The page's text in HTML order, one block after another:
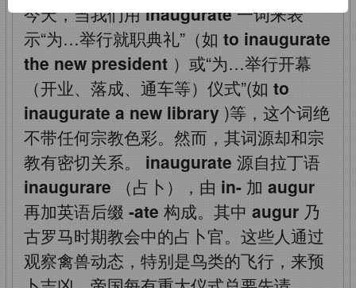
今天，当我们用inaugurate一词来表
示“为…举行就职典礼”（如 to inaugurate
the new president ）或“为…举行开幕
（开业、落成、通车等）仪式”(如 to
inaugurate a new library )等，这个词绝
不带任何宗教色彩。然而，其词源却和宗
教有密切关系。 inaugurate 源自拉丁语
inaugurare （占卜），由 in- 加 augur
再加英语后缀 -ate 构成。其中 augur 乃
古罗马时期教会中的占卜官。这些人通过
观察禽兽动态，特别是鸟类的飞行，来预